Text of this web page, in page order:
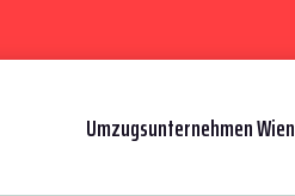
Umzugsunternehmen Wien